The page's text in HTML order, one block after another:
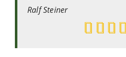
RalfSteiner